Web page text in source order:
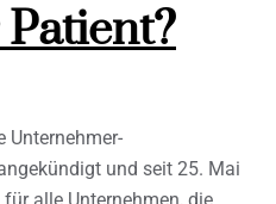
Unternehmer-
und seit 25. Mai